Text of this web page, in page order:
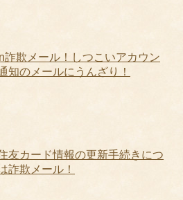
詐欺メール！しつこいアカウン
知のメールにうんざり！
友カード情報の更新手続きにつ
詐欺メール！